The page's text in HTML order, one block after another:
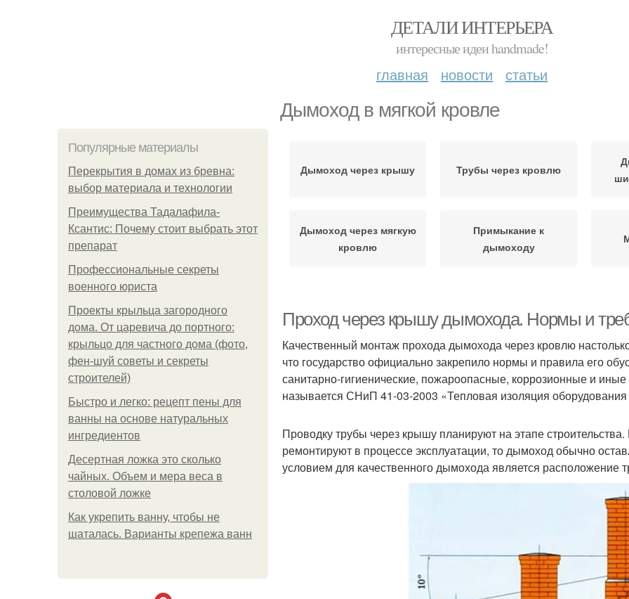
ДЕТАЛИ ИНТЕРЬЕРА
интересные идеи handmade!
главная новости статьи
Дымоход в мягкой кровле
Популярные материалы
Перекрытия в домах из бревна:
выбор материала и технологии
Преимущества Тадалафила-
Ксантис: Почему стоит выбрать этот
препарат
Профессиональные секреты
военного юриста
Проекты крыльца загородного
дома. От царевича до портного:
крыльцо для частного дома (фото,
фен-шуй советы и секреты
строителей)
Быстро и легко: рецепт пены для
ванны на основе натуральных
ингредиентов
Десертная ложка это сколько
чайных. Объем и мера веса в
столовой ложке
Как укрепить ванну, чтобы не
шаталась. Варианты крепежа ванн
Дымоход через крышу Трубы через кровлю
Дымоход через мягкую
кровлю
Примыкание к
дымоходу
Проход через крышу дымохода. Нормы и
Качественный монтаж прохода дымохода через кровлю
что государство официально закрепило нормы и правила его
санитарно-гигиенические, пожароопасные, коррозионные и
называется СНиП 41-03-2003 «Тепловая изоляция
Проводку трубы через крышу планируют на этапе
ремонтируют в процессе эксплуатации, то дымоход обычно
условием для качественного дымохода является расположение